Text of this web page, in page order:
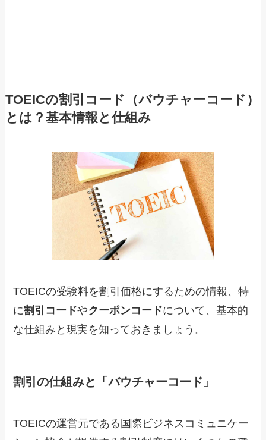
TOEICの割引コード（バウチャーコード）
とは？基本情報と仕組み
TOEICの受験料を割引価格にするための情報、特
に割引コードやクーポンコードについて、基本的
な仕組みと現実を知っておきましょう。
割引の仕組みと「バウチャーコード」
TOEICの運営元である国際ビジネスコミュニケー